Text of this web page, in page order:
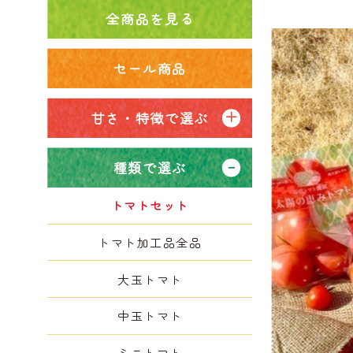
全商品を見る
セール商品
甘さ・特徴で選ぶ
種類で選ぶ
トマトセット
トマト加工品全品
大玉トマト
中玉トマト